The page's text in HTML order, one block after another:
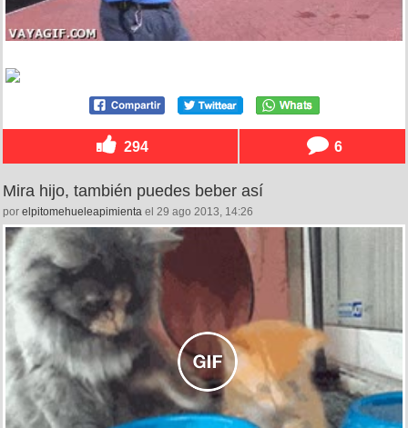
294 6
Mira hijo, también puedes beber así
por elpitomehueleapimienta el 29 ago 2013, 14:26